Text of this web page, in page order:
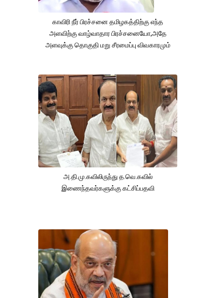
காவிரி நீர் பிரச்சனை தமிழகத்திற்கு எந்த
அளவிற்கு வாழ்வாதார பிரச்சனையோ,அதே
அளவுக்கு தொகுதி மறு சீரமைப்பு விவகாரமும்
அ.தி.மு.கவிலிருந்து த.வெ.கவில்
இணைந்தவர்களுக்கு கட்சிப்பதவி